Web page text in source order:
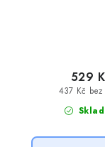
437 Kč bez
529